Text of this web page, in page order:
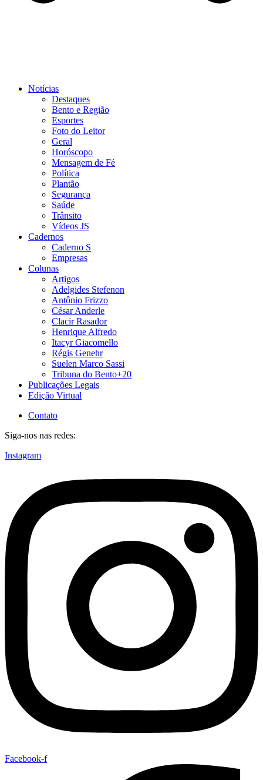
Notícias
Destaques
Bento e Região
Esportes
Foto do Leitor
Geral
Horóscopo
Mensagem de Fé
Política
Plantão
Segurança
Saúde
Trânsito
Vídeos JS
Cadernos
Caderno S
Empresas
Colunas
Artigos
Adelgides Stefenon
Antônio Frizzo
César Anderle
Clacir Rasador
Henrique Alfredo
Itacyr Giacomello
Régis Genehr
Suelen Marco Sassi
Tribuna do Bento+20
Publicações Legais
Edição Virtual
Contato
Siga-nos nas redes:
Instagram
Facebook-f